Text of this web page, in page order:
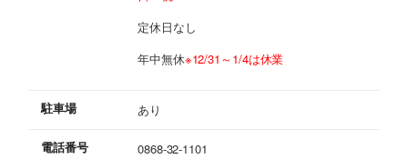
定休日なし
年中無休※12/31～1/4は休業
駐車場 あり
電話番号 0868-32-1101